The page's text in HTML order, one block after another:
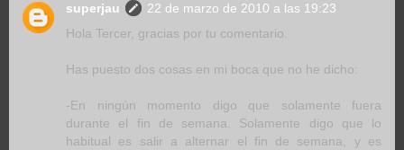
superjau
22 de marzo de 2010 a las 19:23
Hola Tercer, gracias por tu comentario.
Has puesto dos cosas en mi boca que no he dicho:
-En ningún momento digo que solamente fuera
durante el fin de semana. Solamente digo que lo
habitual es salir a alternar el fin de semana, y es